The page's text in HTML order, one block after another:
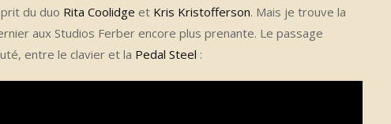
du duo Rita Coolidge et Kris Kristofferson. Mais je trouve la
aux Studios Ferber encore plus prenante. Le passage
entre le clavier et la Pedal Steel :